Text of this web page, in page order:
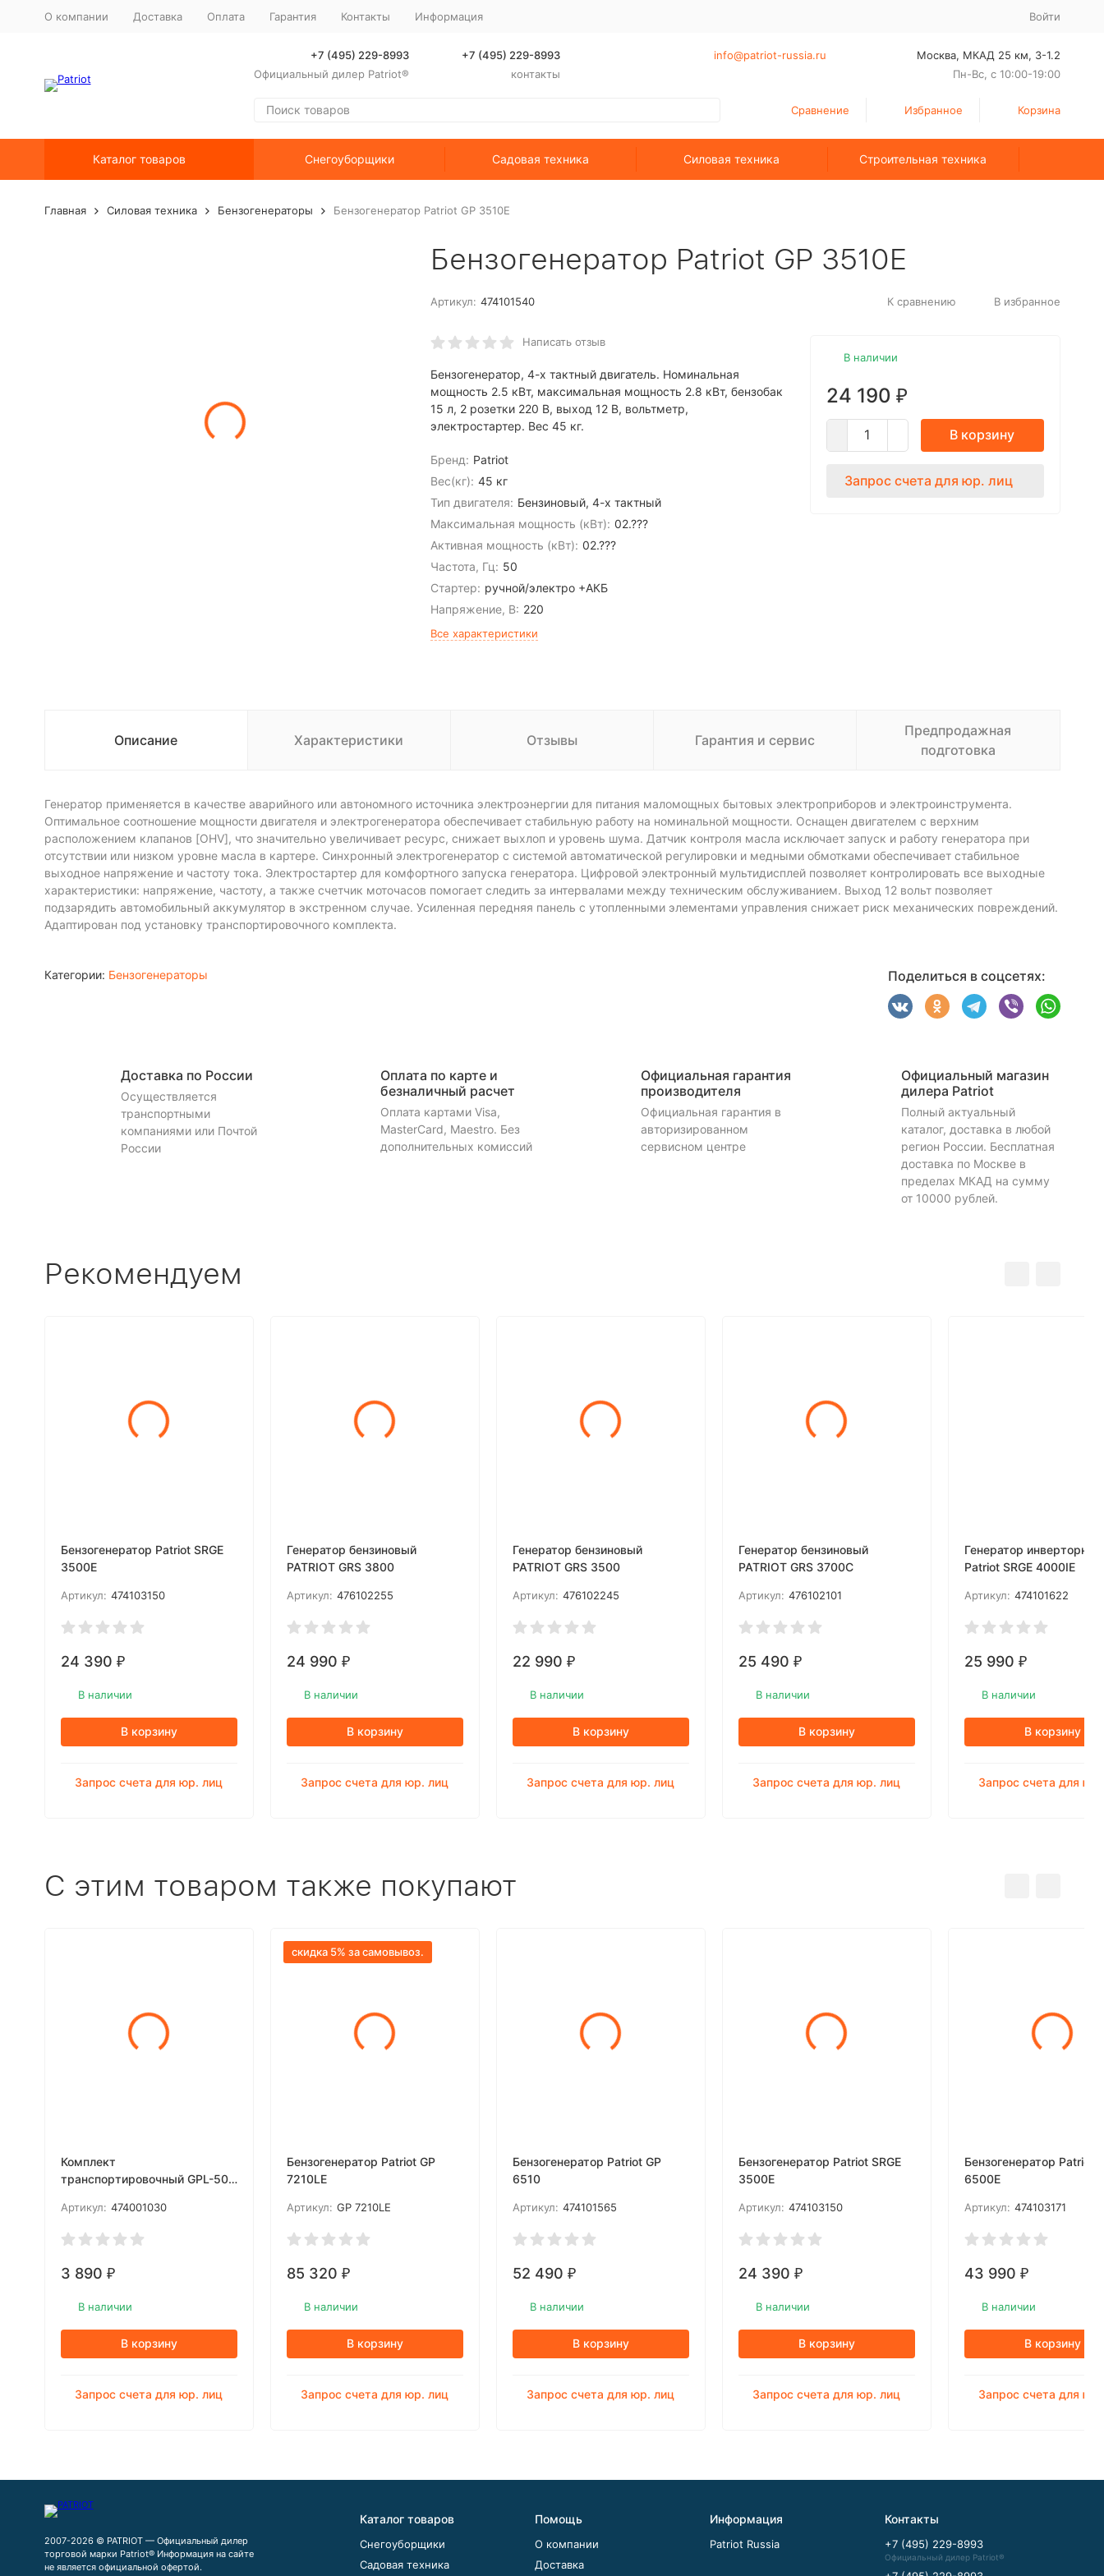
О компании Доставка Оплата Гарантия Контакты Информация Войти
+7 (495) 229-8993
Официальный дилер Patriot®
+7 (495) 229-8993
контакты
info@patriot-russia.ru
Москва, МКАД 25 км, З-1.2
Пн-Вс, с 10:00-19:00
Сравнение Избранное Корзина
Каталог товаров Снегоуборщики Садовая техника Силовая техника Строительная техника
Главная Силовая техника Бензогенераторы Бензогенератор Patriot GP 3510E
Бензогенератор Patriot GP 3510E
Артикул: 474101540 К сравнению В избранное
Написать отзыв
Бензогенератор, 4-х тактный двигатель. Номинальная
мощность 2.5 кВт, максимальная мощность 2.8 кВт, бензобак
15 л, 2 розетки 220 В, выход 12 В, вольтметр,
электростартер. Вес 45 кг.
Бренд: Patriot
Вес(кг): 45 кг
Тип двигателя: Бензиновый, 4-х тактный
Максимальная мощность (кВт): 02.???
Активная мощность (кВт): 02.???
Частота, Гц: 50
Стартер: ручной/электро +АКБ
Напряжение, В: 220
Все характеристики
В наличии
24 190 ₽
В корзину
Запрос счета для юр. лиц
Описание Характеристики Отзывы Гарантия и сервис
Предпродажная
подготовка
Генератор применяется в качестве аварийного или автономного источника электроэнергии для питания маломощных бытовых электроприборов и электроинструмента.
Оптимальное соотношение мощности двигателя и электрогенератора обеспечивает стабильную работу на номинальной мощности. Оснащен двигателем с верхним
расположением клапанов [OHV], что значительно увеличивает ресурс, снижает выхлоп и уровень шума. Датчик контроля масла исключает запуск и работу генератора при
отсутствии или низком уровне масла в картере. Синхронный электрогенератор с системой автоматической регулировки и медными обмотками обеспечивает стабильное
выходное напряжение и частоту тока. Электростартер для комфортного запуска генератора. Цифровой электронный мультидисплей позволяет контролировать все выходные
характеристики: напряжение, частоту, а также счетчик моточасов помогает следить за интервалами между техническим обслуживанием. Выход 12 вольт позволяет
подзарядить автомобильный аккумулятор в экстренном случае. Усиленная передняя панель с утопленными элементами управления снижает риск механических повреждений.
Адаптирован под установку транспортировочного комплекта.
Категории: Бензогенераторы Поделиться в соцсетях:
Доставка по России
Осуществляется
транспортными
компаниями или Почтой
России
Оплата по карте и
безналичный расчет
Оплата картами Visa,
MasterCard, Maestro. Без
дополнительных комиссий
Официальная гарантия
производителя
Официальная гарантия в
авторизированном
сервисном центре
Официальный магазин
дилера Patriot
Полный актуальный
каталог, доставка в любой
регион России. Бесплатная
доставка по Москве в
пределах МКАД на сумму
от 10000 рублей.
Рекомендуем
Бензогенератор Patriot SRGE
3500E
Артикул: 474103150
24 390 ₽
В наличии
В корзину
Запрос счета для юр. лиц
Генератор бензиновый
PATRIOT GRS 3800
Артикул: 476102255
24 990 ₽
В наличии
В корзину
Запрос счета для юр. лиц
Генератор бензиновый
PATRIOT GRS 3500
Артикул: 476102245
22 990 ₽
В наличии
В корзину
Запрос счета для юр. лиц
Генератор бензиновый
PATRIOT GRS 3700C
Артикул: 476102101
25 490 ₽
В наличии
В корзину
Запрос счета для юр. лиц
Генератор инверторный
Patriot SRGE 4000IE
Артикул: 474101622
25 990 ₽
В наличии
В корзину
Запрос счета для
C этим товаром также покупают
Комплект
транспортировочный GPL-500
5510, 6510, 7210, 8210
Артикул: 474001030
3 890 ₽
В наличии
В корзину
Запрос счета для юр. лиц
скидка 5% за самовывоз.
Бензогенератор Patriot GP
7210LE
Артикул: GP 7210LE
85 320 ₽
В наличии
В корзину
Запрос счета для юр. лиц
Бензогенератор Patriot GP
6510
Артикул: 474101565
52 490 ₽
В наличии
В корзину
Запрос счета для юр. лиц
Бензогенератор Patriot SRGE
3500E
Артикул: 474103150
24 390 ₽
В наличии
В корзину
Запрос счета для юр. лиц
Бензогенератор Patriot
6500E
Артикул: 474103171
43 990 ₽
В наличии
В корзину
Запрос счета для
2007-2026 © PATRIOT — Официальный дилер
торговой марки Patriot® Информация на сайте
не является официальной офертой.
Каталог товаров
Снегоуборщики
Садовая техника
Помощь
О компании
Доставка
Информация
Patriot Russia
Контакты
+7 (495) 229-8993
Официальный дилер Patriot®